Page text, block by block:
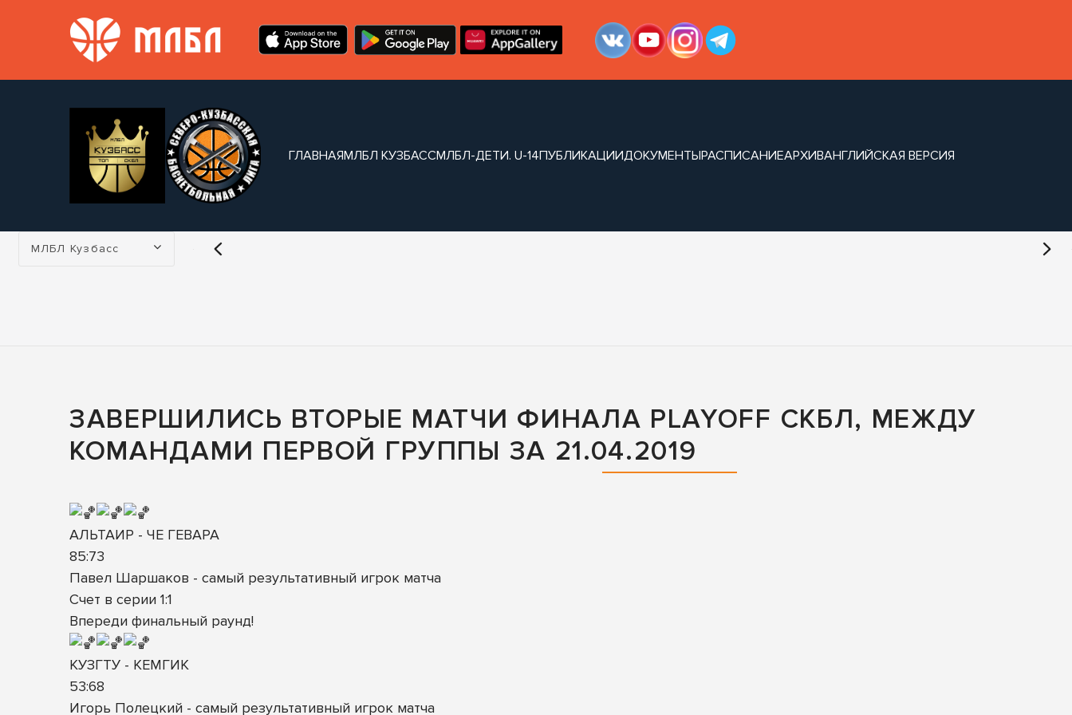
ГЛАВНАЯМЛБЛ КУЗБАССМЛБЛ-ДЕТИ. U-14ПУБЛИКАЦИИДОКУМЕНТЫРАСПИСАНИЕАРХИВАНГЛИЙСКАЯ ВЕРСИЯ
Турнир:
МЛБЛ Кузбасс
ЗАВЕРШИЛИСЬ ВТОРЫЕ МАТЧИ ФИНАЛА PLAYOFF СКБЛ, МЕЖДУ
КОМАНДАМИ ПЕРВОЙ ГРУППЫ ЗА 21.04.2019
АЛЬТАИР - ЧЕ ГЕВАРА
85:73
Павел Шаршаков - самый результативный игрок матча
Счет в серии 1:1
Впереди финальный раунд!
КУЗГТУ - КЕМГИК
53:68
Игорь Полецкий - самый результативный игрок матча